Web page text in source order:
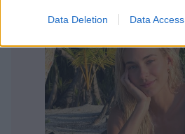
Data Deletion Data Access